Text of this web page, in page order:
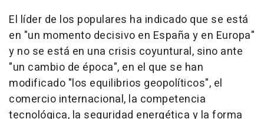
El líder de los populares ha indicado que se está
en "un momento decisivo en España y en Europa"
y no se está en una crisis coyuntural, sino ante
"un cambio de época", en el que se han
modificado "los equilibrios geopolíticos", el
comercio internacional, la competencia
tecnológica, la seguridad energética y la forma